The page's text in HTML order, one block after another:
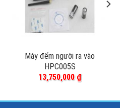
Máy đếm người ra vào
HPC005S
13,750,000 ₫